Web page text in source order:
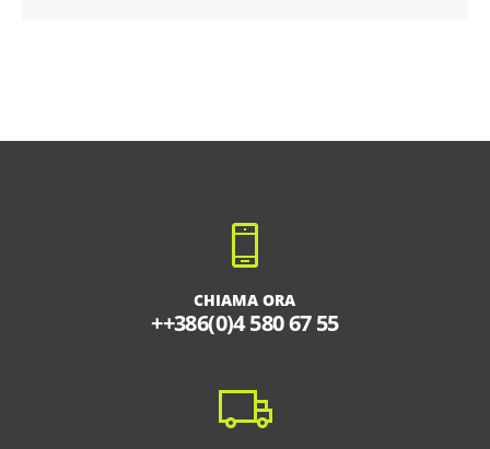
CHIAMA ORA
++386(0)4 580 67 55